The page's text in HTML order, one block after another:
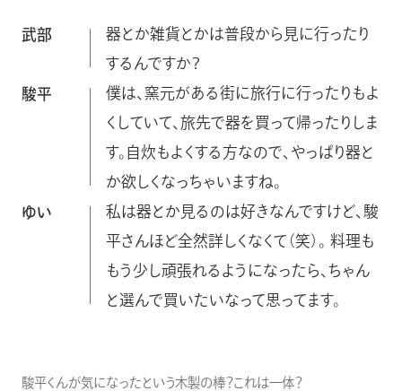
武部
器とか雑貨とかは普段から見に行ったり
するんですか？
駿平
僕は、窯元がある街に旅行に行ったりもよ
くしていて、旅先で器を買って帰ったりしま
す。自炊もよくする方なので、やっぱり器と
か欲しくなっちゃいますね。
ゆい
私は器とか見るのは好きなんですけど、駿
平さんほど全然詳しくなくて（笑）。 料理も
もう少し頑張れるようになったら、ちゃん
と選んで買いたいなって思ってます。
駿平くんが気になったという木製の棒？これは一体？